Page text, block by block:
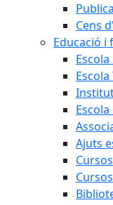
Cens
Educació i
Ajuts